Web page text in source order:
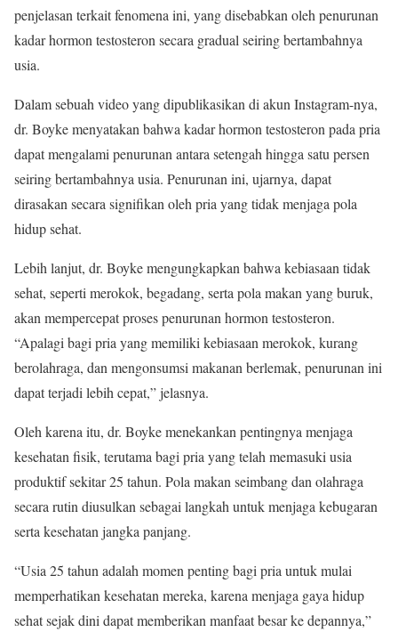
penjelasan terkait fenomena ini, yang disebabkan oleh penurunan
kadar hormon testosteron secara gradual seiring bertambahnya
usia.
Dalam sebuah video yang dipublikasikan di akun Instagram-nya,
dr. Boyke menyatakan bahwa kadar hormon testosteron pada pria
dapat mengalami penurunan antara setengah hingga satu persen
seiring bertambahnya usia. Penurunan ini, ujarnya, dapat
dirasakan secara signifikan oleh pria yang tidak menjaga pola
hidup sehat.
Lebih lanjut, dr. Boyke mengungkapkan bahwa kebiasaan tidak
sehat, seperti merokok, begadang, serta pola makan yang buruk,
akan mempercepat proses penurunan hormon testosteron.
“Apalagi bagi pria yang memiliki kebiasaan merokok, kurang
berolahraga, dan mengonsumsi makanan berlemak, penurunan ini
dapat terjadi lebih cepat,” jelasnya.
Oleh karena itu, dr. Boyke menekankan pentingnya menjaga
kesehatan fisik, terutama bagi pria yang telah memasuki usia
produktif sekitar 25 tahun. Pola makan seimbang dan olahraga
secara rutin diusulkan sebagai langkah untuk menjaga kebugaran
serta kesehatan jangka panjang.
“Usia 25 tahun adalah momen penting bagi pria untuk mulai
memperhatikan kesehatan mereka, karena menjaga gaya hidup
sehat sejak dini dapat memberikan manfaat besar ke depannya,”